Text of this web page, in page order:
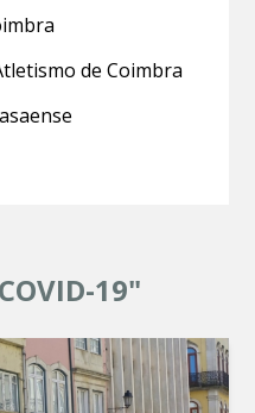
de Coimbra
19"